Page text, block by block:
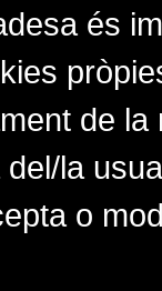
és
de
la
o